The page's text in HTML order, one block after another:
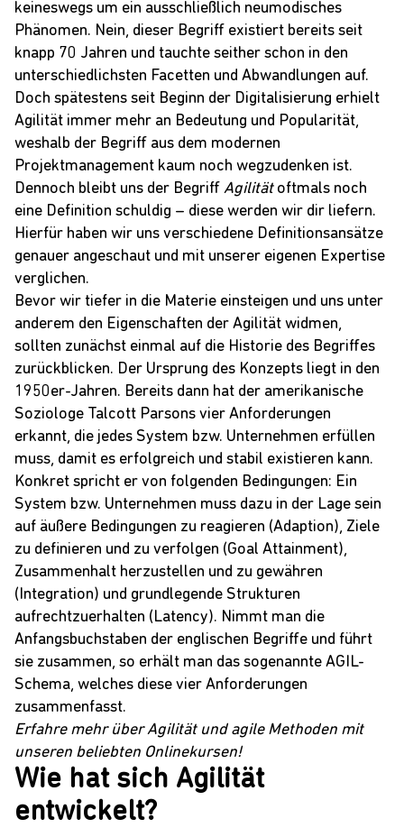
keineswegs um ein ausschließlich neumodisches
Phänomen. Nein, dieser Begriff existiert bereits seit
knapp 70 Jahren und tauchte seither schon in den
unterschiedlichsten Facetten und Abwandlungen auf.
Doch spätestens seit Beginn der Digitalisierung erhielt
Agilität immer mehr an Bedeutung und Popularität,
weshalb der Begriff aus dem modernen
Projektmanagement kaum noch wegzudenken ist.
Dennoch bleibt uns der Begriff Agilitätoftmals noch
eine Definition schuldig – diese werden wir dir liefern.
Hierfür haben wir uns verschiedene Definitionsansätze
genauer angeschaut und mit unserer eigenen Expertise
verglichen.
Bevor wir tiefer in die Materie einsteigen und uns unter
anderem den Eigenschaften der Agilität widmen,
sollten zunächst einmal auf die Historie des Begriffes
zurückblicken. Der Ursprung des Konzepts liegt in den
1950er-Jahren. Bereits dann hat der amerikanische
Soziologe Talcott Parsons vier Anforderungen
erkannt, die jedes System bzw. Unternehmen erfüllen
muss, damit es erfolgreich und stabil existieren kann.
Konkret spricht er von folgenden Bedingungen: Ein
System bzw. Unternehmen muss dazu in der Lage sein
auf äußere Bedingungen zu reagieren (Adaption), Ziele
zu definieren und zu verfolgen (Goal Attainment),
Zusammenhalt herzustellen und zu gewähren
(Integration) und grundlegende Strukturen
aufrechtzuerhalten (Latency). Nimmt man die
Anfangsbuchstaben der englischen Begriffe und führt
sie zusammen, so erhält man das sogenannte AGIL-
Schema, welches diese vier Anforderungen
zusammenfasst.
Erfahre mehr über Agilität und agile Methoden mit
unseren beliebten Onlinekursen!
Wie hat sich Agilität
entwickelt?